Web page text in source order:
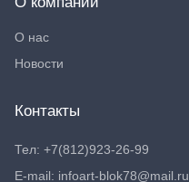
О нас
Новости
Контакты
Тел: +7(812)923-26-99
E-mail: infoart-blok78@mail.ru